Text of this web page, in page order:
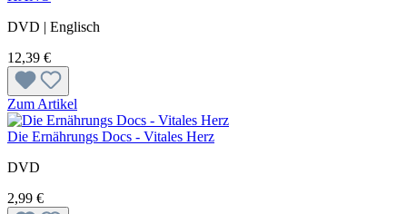
DVD | Englisch
12,39 €
Zum Artikel
Die Ernährungs Docs - Vitales Herz
DVD
2,99 €